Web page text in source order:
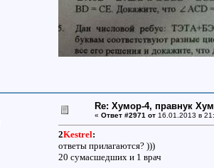
Re: Хумор-4, правнук
« Ответ #2971 от16.01.2013 в
2Kestrel:
ответы прилагаются? )))
20 сумасшедших и 1 врач